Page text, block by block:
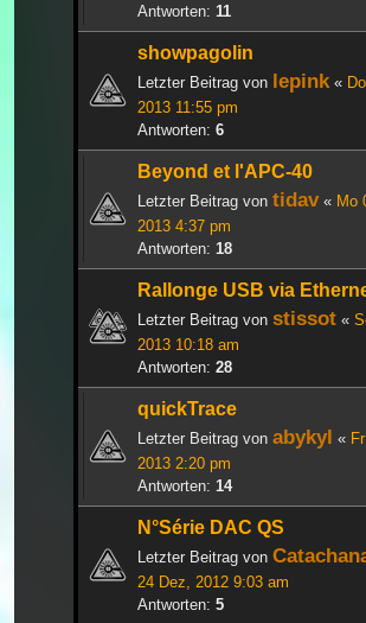
Antworten: 11
showpagolin
Letzter Beitrag von lepink«
2013 11:55 pm
Antworten: 6
Beyond et l'APC-40
Letzter Beitrag von tidav« Mo
2013 4:37 pm
Antworten: 18
Rallonge USB via
Letzter Beitrag von stissot «
2013 10:18 am
Antworten: 28
quickTrace
Letzter Beitrag von abykyl «
2013 2:20 pm
Antworten: 14
N°Série DAC QS
Letzter Beitrag von
24 Dez, 2012 9:03 am
Antworten: 5